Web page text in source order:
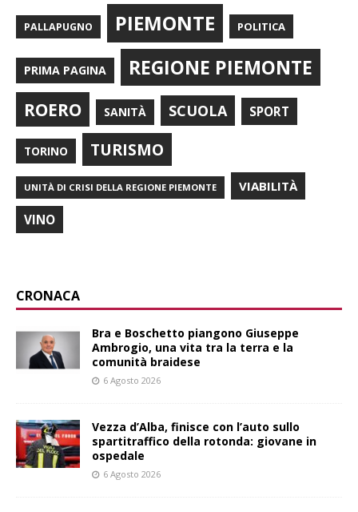
PALLAPUGNO PIEMONTE POLITICA
PRIMA PAGINA REGIONE PIEMONTE
ROERO SANITÀ SCUOLA SPORT
TORINO TURISMO
UNITÀ DI CRISI DELLA REGIONE PIEMONTE VIABILITÀ
VINO
CRONACA
Bra e Boschetto piangono Giuseppe
Ambrogio, una vita tra la terra e la
comunità braidese
6 Agosto 2026
Vezza d’Alba, finisce con l’auto sullo
spartitraffico della rotonda: giovane in
ospedale
6 Agosto 2026